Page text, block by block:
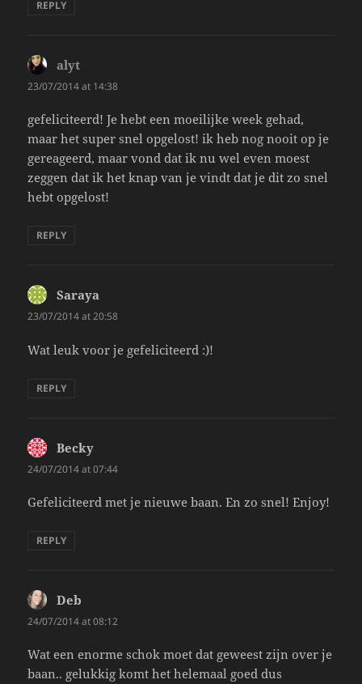
REPLY
alyt
23/07/2014 at 14:38
gefeliciteerd! Je hebt een moeilijke week gehad,
maar het super snel opgelost! ik heb nog nooit op je
gereageerd, maar vond dat ik nu wel even moest
zeggen dat ik het knap van je vindt dat je dit zo snel
hebt opgelost!
REPLY
Saraya
23/07/2014 at 20:58
Wat leuk voor je gefeliciteerd :)!
REPLY
Becky
24/07/2014 at 07:44
Gefeliciteerd met je nieuwe baan. En zo snel! Enjoy!
REPLY
Deb
24/07/2014 at 08:12
Wat een enorme schok moet dat geweest zijn over je
baan.. gelukkig komt het helemaal goed dus